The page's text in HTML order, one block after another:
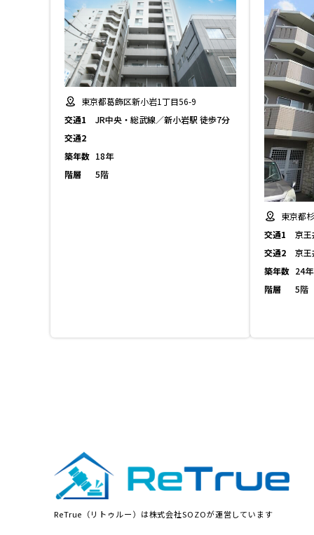
東京都葛飾区新小岩1丁目56-9
交通1
JR中央・総武線／新小岩駅 徒歩7分
交通2
築年数 18年
階層
5階
東京都
交通1
京王
交通2
京
築年数 24年
階層
5階
ReTrue（リトゥルー）は株式会社SOZOが運営しています